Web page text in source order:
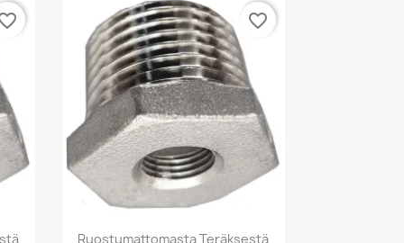
Pikakatselu
Ruostumattomasta Teräksestä
favorite_border